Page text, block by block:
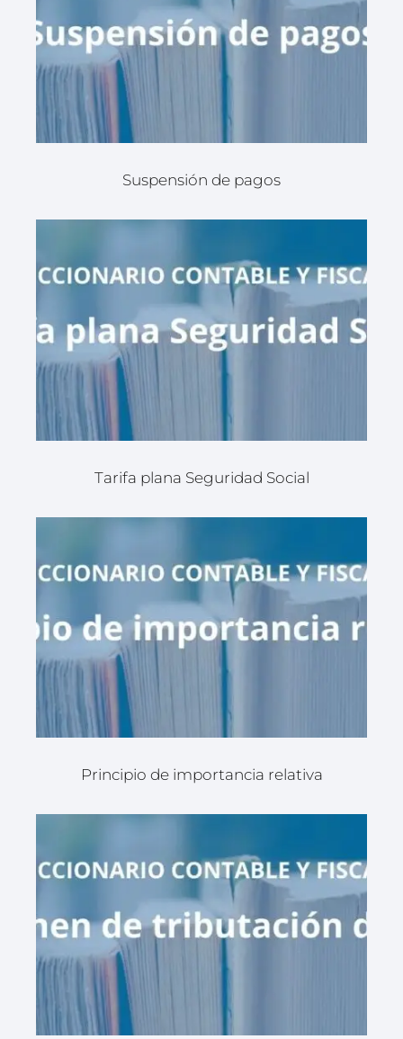
Suspensión de pagos
Tarifa plana Seguridad Social
Principio de importancia relativa